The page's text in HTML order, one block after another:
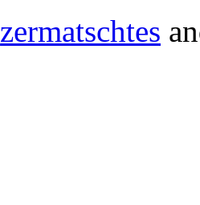
zermatschtes